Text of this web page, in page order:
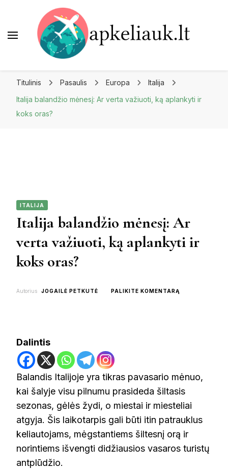
Titulinis Pasaulis Europa
Italija
Italija balandžio mėnesį: Ar verta važiuoti, ką aplankyti ir
koks oras?
ITALIJA
Italija balandžio mėnesį: Ar
verta važiuoti, ką aplankyti ir
koks oras?
Autorius JOGAILĖ PETKUTĖ PALIKITE KOMENTARĄ
IR
KOKS
ORAS?
Dalintis
Balandis Italijoje yra tikras pavasario mėnuo,
kai šalyje visu pilnumu prasideda šiltasis
sezonas, gėlės žydi, o miestai ir miesteliai
atgyja. Šis laikotarpis gali būti itin patrauklus
keliautojams, mėgstantiems šiltesnį orą ir
norintiems išvengti didžiausios vasaros turistų
antplūdžio.